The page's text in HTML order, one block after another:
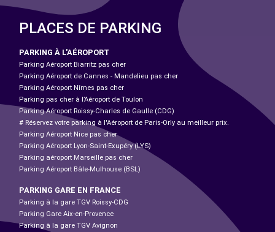
PLACES DE PARKING
PARKING À L'AÉROPORT
Parking Aéroport Biarritz pas cher
Parking Aéroport de Cannes - Mandelieu pas cher
Parking Aéroport Nîmes pas cher
Parking pas cher à l’Aéroport de Toulon
Parking Aéroport Roissy-Charles de Gaulle (CDG)
# Réservez votre parking à l'Aéroport de Paris-Orly au meilleur prix.
Parking Aéroport Nice pas cher
Parking Aéroport Lyon-Saint-Exupéry (LYS)
Parking aéroport Marseille pas cher
Parking Aéroport Bâle-Mulhouse (BSL)
PARKING GARE EN FRANCE
Parking à la gare TGV Roissy-CDG
Parking Gare Aix-en-Provence
Parking à la gare TGV Avignon